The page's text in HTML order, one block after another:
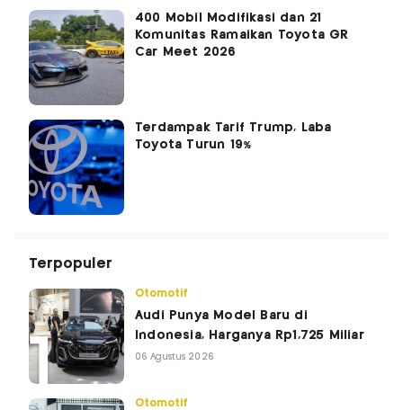
400 Mobil Modifikasi dan 21
Komunitas Ramaikan Toyota GR
Car Meet 2026
Terdampak Tarif Trump, Laba
Toyota Turun 19%
Terpopuler
Otomotif
Audi Punya Model Baru di
Indonesia, Harganya Rp1,725 Miliar
06 Agustus 2026
Otomotif